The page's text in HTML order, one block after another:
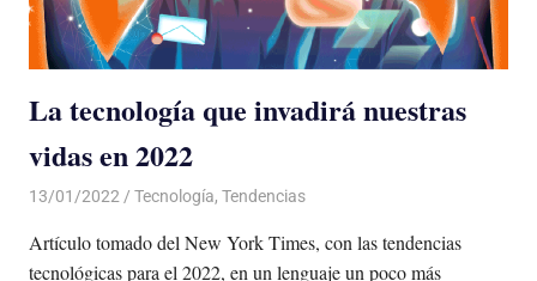
La tecnología que invadirá nuestras
vidas en 2022
13/01/2022 De todo un Poco
Tecnología, Tendencias
Artículo tomado del New York Times, con las tendencias
tecnológicas para el 2022, en un lenguaje un poco más